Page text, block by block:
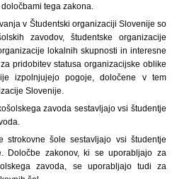
tega zakona.
v Študentski organizaciji Slovenije so
zavodov, študentske organizacije
lokalnih skupnosti in interesne
pridobitev statusa organizacijske oblike
izpolnjujejo pogoje, določene v tem
Slovenije.
zavoda sestavljajo vsi študentje
strokovne šole sestavljajo vsi študentje
Določbe zakonov, ki se uporabljajo za
zavoda, se uporabljajo tudi za